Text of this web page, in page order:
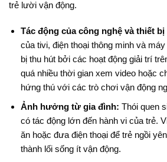
trẻ lười vận động.
Tác động của công nghệ và thiết
của tivi, điện thoại thông minh và
bị thu hút bởi các hoạt động giải trí
quá nhiều thời gian xem video hoặc
hứng thú với các trò chơi vận động
Ảnh hưởng từ gia đình: Thói quen
có tác động lớn đến hành vi của trẻ.
ăn hoặc đưa điện thoại để trẻ ngồi
thành lối sống ít vận động.